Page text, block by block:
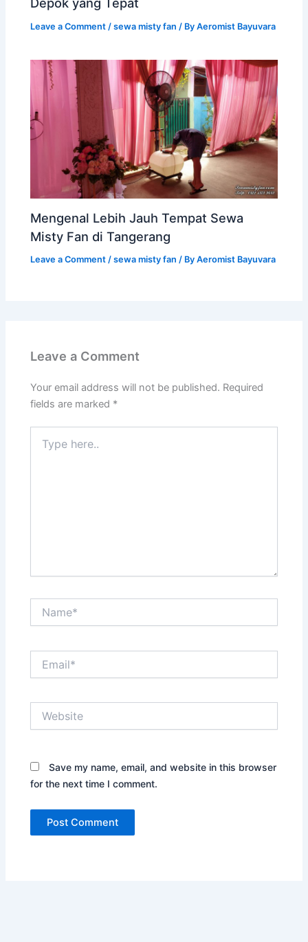
Leave a Comment /sewa misty fan / ByAeromist Bayuvara
Mengenal Lebih Jauh Tempat Sewa
Misty Fan di Tangerang
Leave a Comment /sewa misty fan / ByAeromist Bayuvara
Leave a Comment
Your email address will not be published. Required
fields are marked *
here..
Save my name, email, and website in this browser
for the next time I comment.